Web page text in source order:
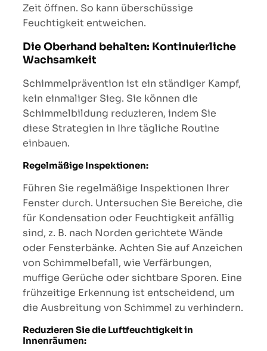
Zeit öffnen. So kann überschüssige
Feuchtigkeit entweichen.
Die Oberhand behalten: Kontinuierliche
Wachsamkeit
Schimmelprävention ist ein ständiger Kampf,
kein einmaliger Sieg. Sie können die
Schimmelbildung reduzieren, indem Sie
diese Strategien in Ihre tägliche Routine
einbauen.
Regelmäßige Inspektionen:
Führen Sie regelmäßige Inspektionen Ihrer
Fenster durch. Untersuchen Sie Bereiche, die
für Kondensation oder Feuchtigkeit anfällig
sind, z. B. nach Norden gerichtete Wände
oder Fensterbänke. Achten Sie auf Anzeichen
von Schimmelbefall, wie Verfärbungen,
muffige Gerüche oder sichtbare Sporen. Eine
frühzeitige Erkennung ist entscheidend, um
die Ausbreitung von Schimmel zu verhindern.
Reduzieren Sie die Luftfeuchtigkeit in
Innenräumen: